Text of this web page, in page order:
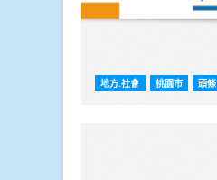
地方.社會 桃園市 頭條